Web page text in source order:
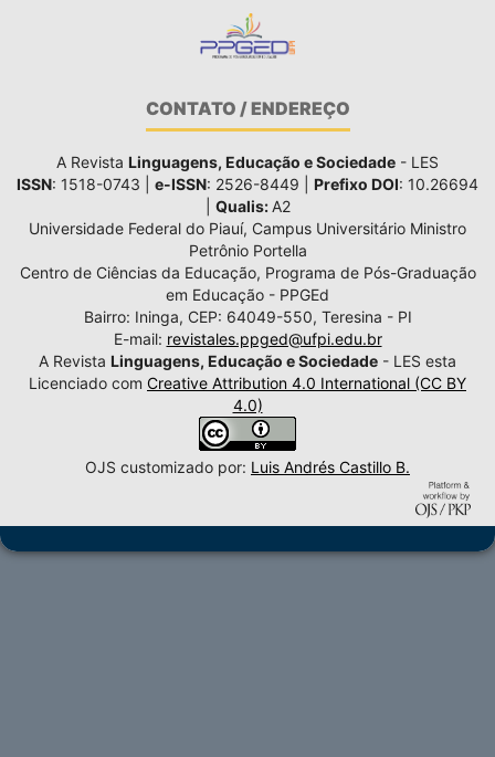
CONTATO / ENDEREÇO
A Revista Linguagens, Educação e Sociedade - LES
ISSN: 1518-0743 | e-ISSN: 2526-8449 | Prefixo DOI: 10.26694
Qualis: A2
Universidade Federal do Piauí, Campus Universitário Ministro
Petrônio Portella
Centro de Ciências da Educação, Programa de Pós-Graduação
em Educação - PPGEd
Bairro: Ininga, CEP: 64049-550, Teresina - PI
E-mail: revistales.ppged@ufpi.edu.br
A Revista Linguagens, Educação e Sociedade - LES esta
Licenciado com Creative Attribution 4.0 International (CC BY
4.0)
OJS customizado por: Luis Andrés Castillo B.